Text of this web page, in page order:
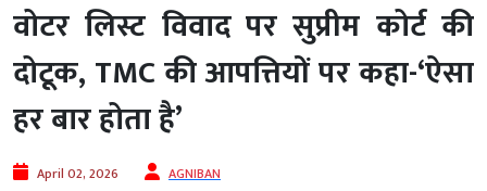
वोटर लिस्ट विवाद पर सुप्रीम कोर्ट की
दोटूक, TMC की आपत्तियों पर कहा-‘ऐसा
हर बार होता है’
April 02, 2026 AGNIBAN